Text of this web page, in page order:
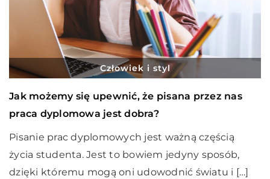
Człowiek i styl
Jak możemy się upewnić, że pisana przez nas
praca dyplomowa jest dobra?
Pisanie prac dyplomowych jest ważną częścią
życia studenta. Jest to bowiem jedyny sposób,
dzięki któremu mogą oni udowodnić światu i […]